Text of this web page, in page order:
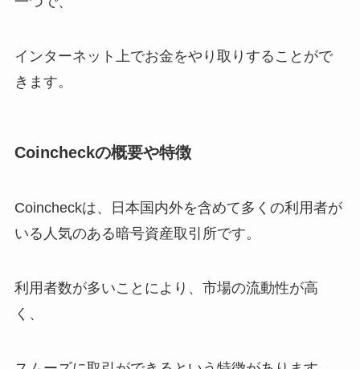
インターネット上でお金をやり取りすることがで
きます。
Coincheckの概要や特徴
Coincheckは、日本国内外を含めて多くの利用者が
いる人気のある暗号資産取引所です。
利用者数が多いことにより、市場の流動性が高
く、